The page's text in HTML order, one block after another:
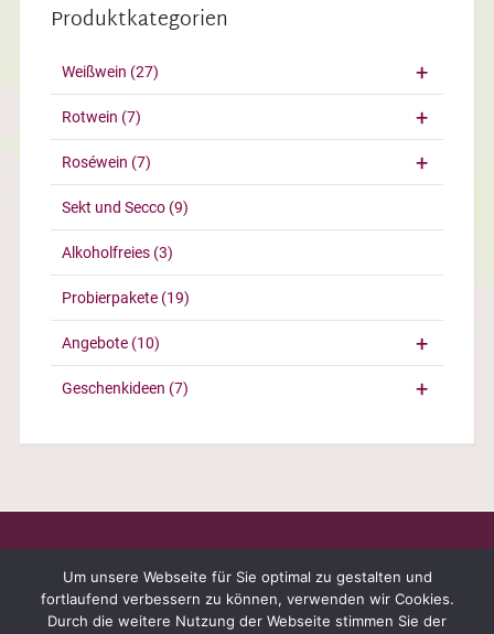
Produktkategorien
Weißwein (27)
Rotwein (7)
Roséwein (7)
Sekt und Secco (9)
Alkoholfreies (3)
Probierpakete (19)
Angebote (10)
Geschenkideen (7)
Um unsere Webseite für Sie optimal zu gestalten und
fortlaufend verbessern zu können, verwenden wir Cookies.
Durch die weitere Nutzung der Webseite stimmen Sie der